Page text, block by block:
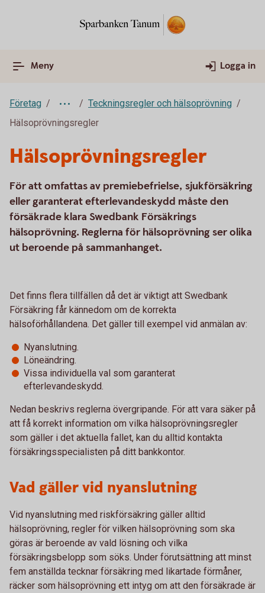
Meny Logga in
Företag
Teckningsregler och hälsoprövning
Hälsoprövningsregler
Hälsoprövningsregler
För att omfattas av premiebefrielse, sjukförsäkring
eller garanterat efterlevandeskydd måste den
försäkrade klara Swedbank Försäkrings
hälsoprövning. Reglerna för hälsoprövning ser olika
ut beroende på sammanhanget.
Det finns flera tillfällen då det är viktigt att Swedbank
Försäkring får kännedom om de korrekta
hälsoförhållandena. Det gäller till exempel vid anmälan av:
Nyanslutning.
Löneändring.
Vissa individuella val som garanterat
efterlevandeskydd.
Nedan beskrivs reglerna övergripande. För att vara säker på
att få korrekt information om vilka hälsoprövningsregler
som gäller i det aktuella fallet, kan du alltid kontakta
försäkringsspecialisten på ditt bankkontor.
Vad gäller vid nyanslutning
Vid nyanslutning med riskförsäkring gäller alltid
hälsoprövning, regler för vilken hälsoprövning som ska
göras är beroende av vald lösning och vilka
försäkringsbelopp som söks. Under förutsättning att minst
fem anställda tecknar försäkring med likartade förmåner,
räcker som hälsoprövning ett intyg om att den försäkrade är